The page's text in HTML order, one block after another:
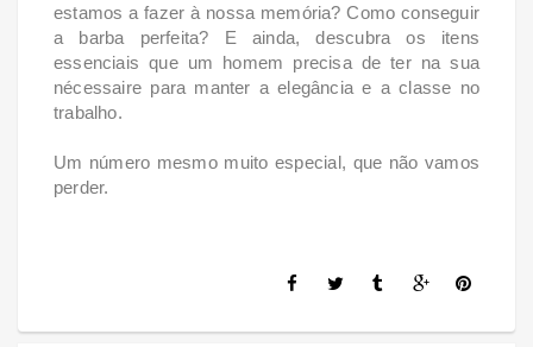
estamos a fazer à nossa memória? Como conseguir
a barba perfeita? E ainda, descubra os itens
essenciais que um homem precisa de ter na sua
nécessaire para manter a elegância e a classe no
trabalho.
Um número mesmo muito especial, que não vamos
perder.